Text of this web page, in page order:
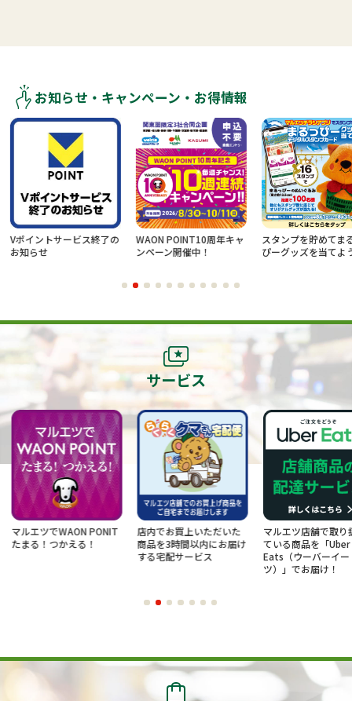
お知らせ・キャンペーン・お得情報
ービス終了の
WAON POINT10周年キャ
ンペーン開催中！
スタンプを貯めてまるっ
ぴーグッズを当てよう！
新規
での
サービス
PONIT
える！
店内でお買上いただいた
商品を3時間以内にお届け
する宅配サービス
マルエツ店舗で取り扱っ
ている商品を「Uber
Eats（ウーバーイー
ツ）」でお届け！
お
け